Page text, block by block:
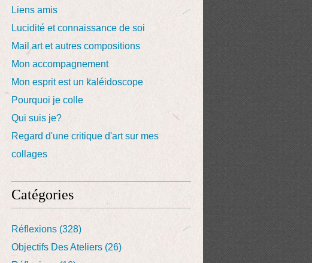
Liens amis
Lucidité et connaissance de soi
Mail art et autres compositions
Mon accompagnement
Mon esprit est un kaléidoscope
Pourquoi je colle
Qui suis je?
Regard d'une critique d'art sur mes
collages
Catégories
Réflexions (328)
Objectifs Des Ateliers (26)